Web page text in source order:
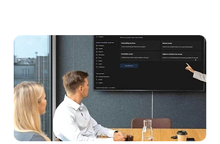
spécifiques ou multiples, notamment
les secteurs résidentiel, commercial, de
bureaux, de commerces et industriel.
En analysant la dynamique de l'offre et
de la demande sur le marché, nous
mettons en évidence les principales
tendances qui façonnent les marchés
actuels et futurs.